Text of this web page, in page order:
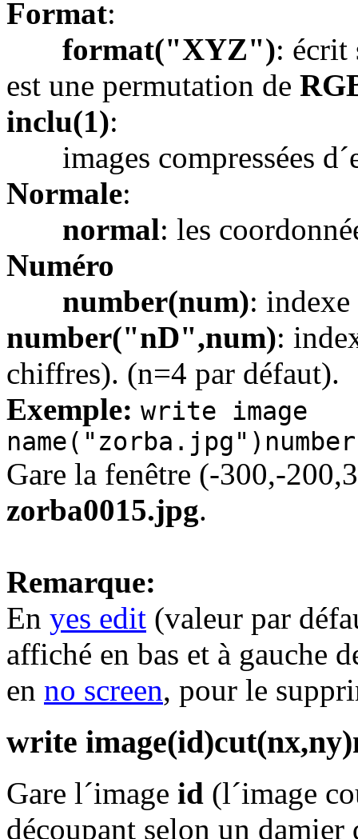
Format:
format("XYZ"): écrit
est une permutation de
inclu(1):
images compressées
Normale:
normal: les
Numéro
number(num):
number("nD",num):
chiffres). (n=4 par défaut).
Exemple: write image
Gare la fenêtre (-300,-
zorba0015.jpg.
Remarque:
En yes edit (valeur par
affiché en bas et à gauche
en no screen, pour le
write
Gare l´image id (l´image
découpant selon un damier